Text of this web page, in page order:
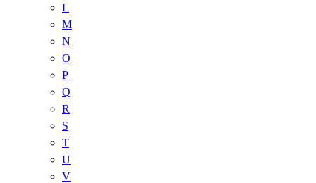
L
M
N
O
P
Q
R
S
T
U
V